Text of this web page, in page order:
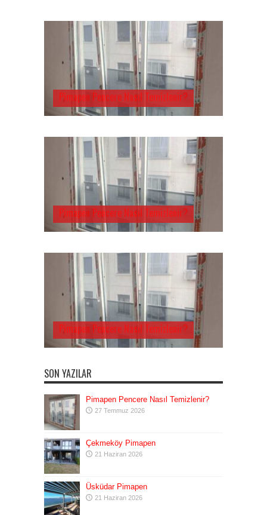
Pimapen Pencere Nasıl Temizlenir?
Pimapen Pencere Nasıl Temizlenir?
Pimapen Pencere Nasıl Temizlenir?
SON YAZILAR
Pimapen Pencere Nasıl Temizlenir?
27 Temmuz 2026
Çekmeköy Pimapen
21 Haziran 2026
Üsküdar Pimapen
21 Haziran 2026